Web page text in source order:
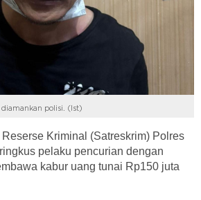
polisi. (Ist)
Kriminal (Satreskrim) Polres
pelaku pencurian dengan
kabur uang tunai Rp150 juta